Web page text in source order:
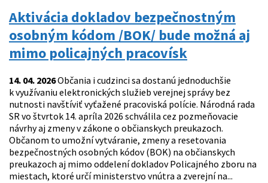
Aktivácia dokladov bezpečnostným
osobným kódom /BOK/ bude možná aj
mimo policajných pracovísk
14. 04. 2026Občania i cudzinci sa dostanú jednoduchšie
k využívaniu elektronických služieb verejnej správy bez
nutnosti navštíviť vyťažené pracoviská polície. Národná rada
SR vo štvrtok 14. apríla 2026 schválila cez pozmeňovacie
návrhy aj zmeny v zákone o občianskych preukazoch.
Občanom to umožní vytváranie, zmeny a resetovania
bezpečnostných osobných kódov (BOK) na občianskych
preukazoch aj mimo oddelení dokladov Policajného zboru na
miestach, ktoré určí ministerstvo vnútra a zverejní na...